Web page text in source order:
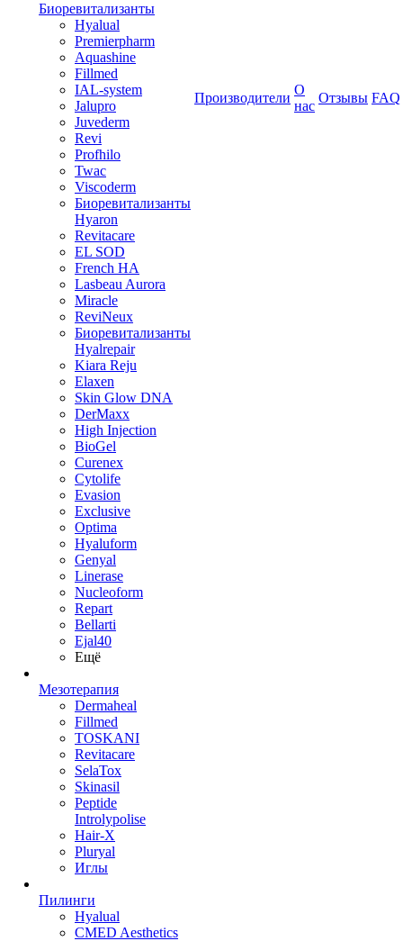
Биоревитализанты
Hyalual
Premierpharm
Aquashine
Fillmed
IAL-system
Jalupro
Juvederm
Revi
Profhilo
Twac
Viscoderm
Биоревитализанты
Hyaron
Revitacare
EL SOD
French HA
Lasbeau Aurora
Miracle
ReviNeux
Биоревитализанты
Hyalrepair
Kiara Reju
Elaxen
Skin Glow DNA
DerMaxx
High Injection
BioGel
Curenex
Cytolife
Evasion
Exclusive
Optima
Hyaluform
Genyal
Linerase
Nucleoform
Repart
Bellarti
Ejal40
Ещё
Мезотерапия
Dermaheal
Fillmed
TOSKANI
Revitacare
SelaTox
Skinasil
Peptide
Introlypolise
Hair-X
Pluryal
Иглы
Пилинги
Hyalual
CMED Aesthetics
Производители
О
нас
Отзывы FAQ